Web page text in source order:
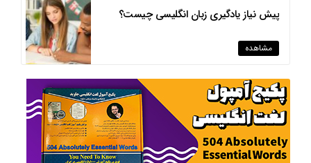
پیش نیاز یادگیری زبان انگلیسی چیست؟
مشاهده